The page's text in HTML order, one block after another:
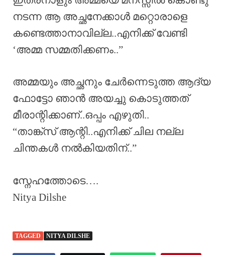
നടന്ന ആ അച്ഛനേക്കാൾ മറ്റൊരാളെ
കണ്ടെത്താനാവില്ല..എനിക്ക് വേണ്ടി
‘അമ്മ സമ്മതിക്കണം..”
അമ്മയും അച്ഛനും ചേർന്നെടുത്ത ആദ്യ
ഫോട്ടോ ഞാൻ അയച്ചു കൊടുത്തത്
മീരാന്റിക്കാണ്..ഒപ്പം എഴുതി..
“താങ്ക്സ് ആന്റി..എനിക്ക് ചില നല്ല
ചിന്തകൾ നൽകിയതിന്..”
സ്നേഹത്തോടെ….
Nitya Dilshe
TAGGED NITYA DILSHE